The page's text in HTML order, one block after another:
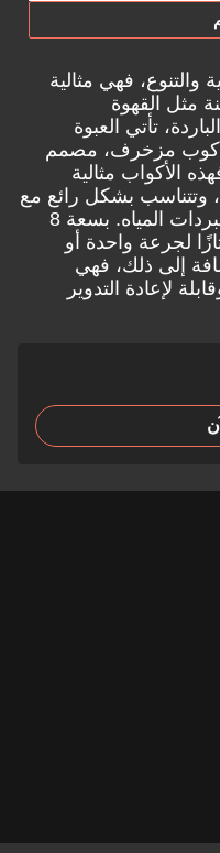
والتنوع، فهي مثالية
مثل القهوة
تأتي العبوة
محكمة الإغلاق وتحتوي على 50 كوب مزخرف، مصمم
الأكواب مثالية
وتتناسب بشكل رائع مع
ماكينات القهوة الأوتوماتيكية أو مبردات المياه. بسعة 8
لجرعة واحدة أو
إلى ذلك، فهي
لإعادة التدوير